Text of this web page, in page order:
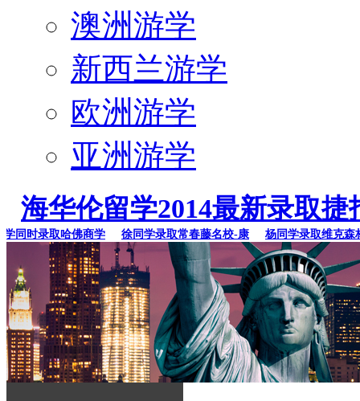
澳洲游学
新西兰游学
欧洲游学
亚洲游学
海华伦留学2014最新录取捷
时录取哈佛商学 徐同学录取常春藤名校-康 杨同学录取维克森林大